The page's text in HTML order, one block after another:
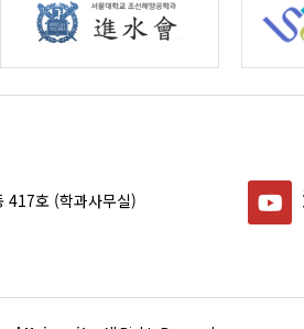
417호 (학과사무실)